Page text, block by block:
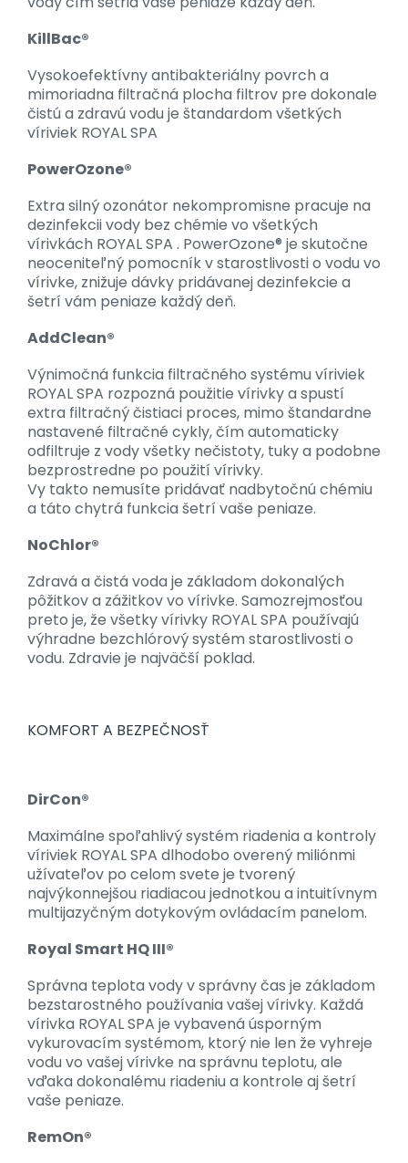
KillBac®
Vysokoefektívny antibakteriálny povrch a
mimoriadna filtračná plocha filtrov pre dokonale
čistú a zdravú vodu je štandardom všetkých
víriviek ROYAL SPA
PowerOzone®
Extra silný ozonátor nekompromisne pracuje na
dezinfekcii vody bez chémie vo všetkých
vírivkách ROYAL SPA . PowerOzone® je skutočne
neoceniteľný pomocník v starostlivosti o vodu vo
vírivke, znižuje dávky pridávanej dezinfekcie a
šetrí vám peniaze každý deň.
AddClean®
Výnimočná funkcia filtračného systému víriviek
ROYAL SPA rozpozná použitie vírivky a spustí
extra filtračný čistiaci proces, mimo štandardne
nastavené filtračné cykly, čím automaticky
odfiltruje z vody všetky nečistoty, tuky a podobne
bezprostredne po použití vírivky.
Vy takto nemusíte pridávať nadbytočnú chémiu
a táto chytrá funkcia šetrí vaše peniaze.
NoChlor®
Zdravá a čistá voda je základom dokonalých
pôžitkov a zážitkov vo vírivke. Samozrejmosťou
preto je, že všetky vírivky ROYAL SPA používajú
výhradne bezchlórový systém starostlivosti o
vodu. Zdravie je najväčší poklad.
KOMFORT A BEZPEČNOSŤ
DirCon®
Maximálne spoľahlivý systém riadenia a kontroly
víriviek ROYAL SPA dlhodobo overený miliónmi
užívateľov po celom svete je tvorený
najvýkonnejšou riadiacou jednotkou a intuitívnym
multijazyčným dotykovým ovládacím panelom.
Royal Smart HQ III®
Správna teplota vody v správny čas je základom
bezstarostného používania vašej vírivky. Každá
vírivka ROYAL SPA je vybavená úsporným
vykurovacím systémom, ktorý nie len že vyhreje
vodu vo vašej vírivke na správnu teplotu, ale
vďaka dokonalému riadeniu a kontrole aj šetrí
vaše peniaze.
RemOn®